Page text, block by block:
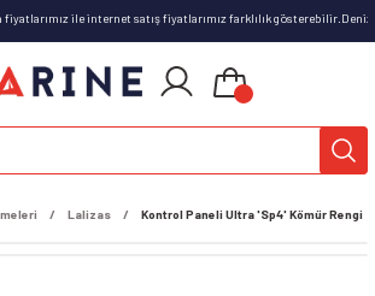
fiyatlarımız ile internet satış fiyatlarımız farklılık
Lalizas Kontrol Paneli Ultra 'Sp4' Kömür Rengi